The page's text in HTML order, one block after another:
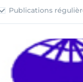
Publications